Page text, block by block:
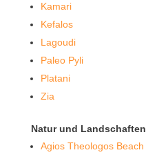
Kamari
Kefalos
Lagoudi
Paleo Pyli
Platani
Zia
Natur und Landschaften
Agios Theologos Beach